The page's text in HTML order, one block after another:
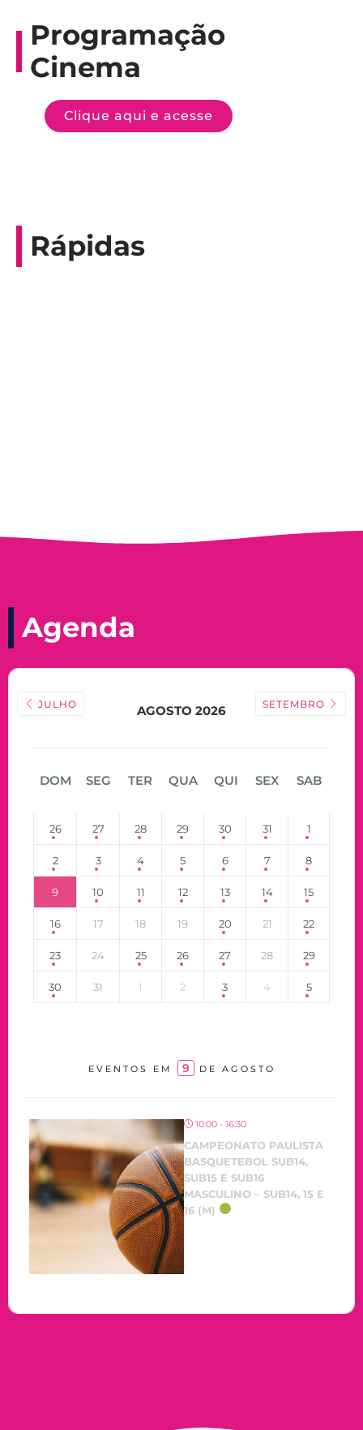
Programação
Cinema
Clique aqui e acesse
Rápidas
Agenda
JULHO AGOSTO 2026 SETEMBRO
DOM SEG TER QUA QUI SEX SAB
26 27 28 29 30 31 1
2 3 4 5 6 7 8
9 10 11 12 13 14 15
16 17 18 19 20 21 22
23 24 25 26 27 28 29
30 31 1 2 3 4 5
EVENTOS EM 9 DE AGOSTO
10:00 - 16:30
CAMPEONATO PAULISTA
BASQUETEBOL SUB14,
SUB15 E SUB16
MASCULINO – SUB14, 15 E
16 (M)